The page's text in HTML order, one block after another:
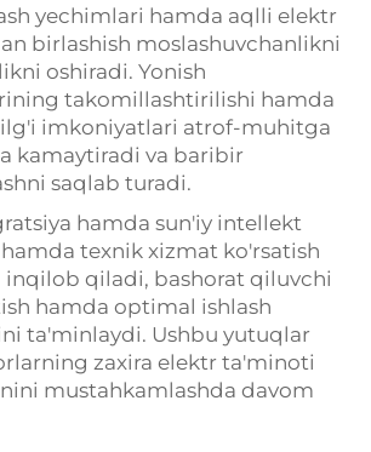
yechimlari hamda aqlli elektr
birlashish moslashuvchanlikni
oshiradi. Yonish
takomillashtirilishi hamda
imkoniyatlari atrof-muhitga
kamaytiradi va baribir
saqlab turadi.
hamda sun'iy intellekt
texnik xizmat ko'rsatish
qiladi, bashorat qiluvchi
hamda optimal ishlash
ta'minlaydi. Ushbu yutuqlar
zaxira elektr ta'minoti
mustahkamlashda davom